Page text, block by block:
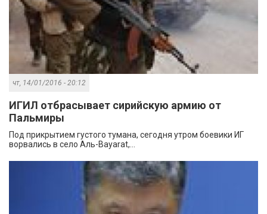
чт, 14/01/2016 - 20:12
ИГИЛ отбрасывает сирийскую армию от
Пальмиры
Под прикрытием густого тумана, сегодня утром боевики ИГ
ворвались в село Аль-Bayarat,...